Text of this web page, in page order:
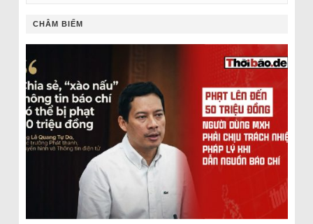
CHÂM BIẾM